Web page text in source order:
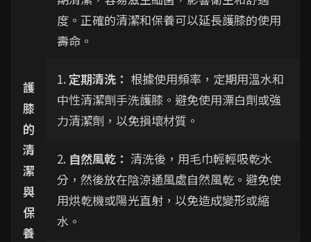
護
膝
的
清
潔
與
保
養
度。正確的清潔和保養可以延長護膝的使用
壽命。
1. 定期清洗： 根據使用頻率，定期用溫水和
中性清潔劑手洗護膝。避免使用漂白劑或強
力清潔劑，以免損壞材質。
2. 自然風乾： 清洗後，用毛巾輕輕吸乾水
分，然後放在陰涼通風處自然風乾。避免使
用烘乾機或陽光直射，以免造成變形或縮
水。